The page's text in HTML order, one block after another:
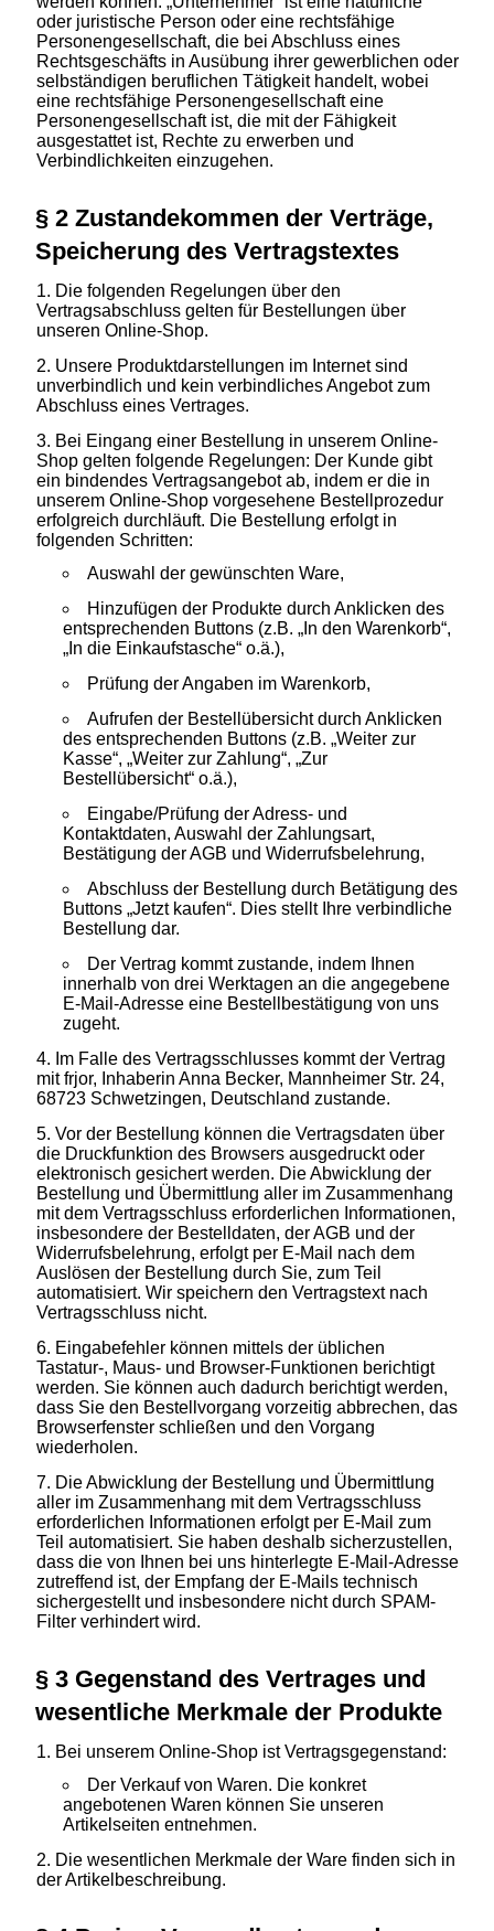
oder juristische Person oder eine rechtsfähige
Personengesellschaft, die bei Abschluss eines
Rechtsgeschäfts in Ausübung ihrer gewerblichen oder
selbständigen beruflichen Tätigkeit handelt, wobei
eine rechtsfähige Personengesellschaft eine
Personengesellschaft ist, die mit der Fähigkeit
ausgestattet ist, Rechte zu erwerben und
Verbindlichkeiten einzugehen.
§ 2 Zustandekommen der Verträge,
Speicherung des Vertragstextes
Die folgenden Regelungen über den
Vertragsabschluss gelten für Bestellungen über
unseren Online-Shop.
Unsere Produktdarstellungen im Internet sind
unverbindlich und kein verbindliches Angebot zum
Abschluss eines Vertrages.
Bei Eingang einer Bestellung in unserem Online-
Shop gelten folgende Regelungen: Der Kunde gibt
ein bindendes Vertragsangebot ab, indem er die in
unserem Online-Shop vorgesehene Bestellprozedur
erfolgreich durchläuft. Die Bestellung erfolgt in
folgenden Schritten:
Auswahl der gewünschten Ware,
Hinzufügen der Produkte durch Anklicken des
entsprechenden Buttons (z.B. „In den Warenkorb“,
„In die Einkaufstasche“ o.ä.),
Prüfung der Angaben im Warenkorb,
Aufrufen der Bestellübersicht durch Anklicken
des entsprechenden Buttons (z.B. „Weiter zur
Kasse“, „Weiter zur Zahlung“, „Zur
Bestellübersicht“ o.ä.),
Eingabe/Prüfung der Adress- und
Kontaktdaten, Auswahl der Zahlungsart,
Bestätigung der AGB und Widerrufsbelehrung,
Abschluss der Bestellung durch Betätigung des
Buttons „Jetzt kaufen“. Dies stellt Ihre verbindliche
Bestellung dar.
Der Vertrag kommt zustande, indem Ihnen
innerhalb von drei Werktagen an die angegebene
E-Mail-Adresse eine Bestellbestätigung von uns
zugeht.
Im Falle des Vertragsschlusses kommt der Vertrag
mit frjor, Inhaberin Anna Becker, Mannheimer Str. 24,
68723 Schwetzingen, Deutschland zustande.
Vor der Bestellung können die Vertragsdaten über
die Druckfunktion des Browsers ausgedruckt oder
elektronisch gesichert werden. Die Abwicklung der
Bestellung und Übermittlung aller im Zusammenhang
mit dem Vertragsschluss erforderlichen Informationen,
insbesondere der Bestelldaten, der AGB und der
Widerrufsbelehrung, erfolgt per E-Mail nach dem
Auslösen der Bestellung durch Sie, zum Teil
automatisiert. Wir speichern den Vertragstext nach
Vertragsschluss nicht.
Eingabefehler können mittels der üblichen
Tastatur-, Maus- und Browser-Funktionen berichtigt
werden. Sie können auch dadurch berichtigt werden,
dass Sie den Bestellvorgang vorzeitig abbrechen, das
Browserfenster schließen und den Vorgang
wiederholen.
Die Abwicklung der Bestellung und Übermittlung
aller im Zusammenhang mit dem Vertragsschluss
erforderlichen Informationen erfolgt per E-Mail zum
Teil automatisiert. Sie haben deshalb sicherzustellen,
dass die von Ihnen bei uns hinterlegte E-Mail-Adresse
zutreffend ist, der Empfang der E-Mails technisch
sichergestellt und insbesondere nicht durch SPAM-
Filter verhindert wird.
§ 3 Gegenstand des Vertrages und
wesentliche Merkmale der Produkte
Bei unserem Online-Shop ist Vertragsgegenstand:
Der Verkauf von Waren. Die konkret
angebotenen Waren können Sie unseren
Artikelseiten entnehmen.
Die wesentlichen Merkmale der Ware finden sich in
der Artikelbeschreibung.